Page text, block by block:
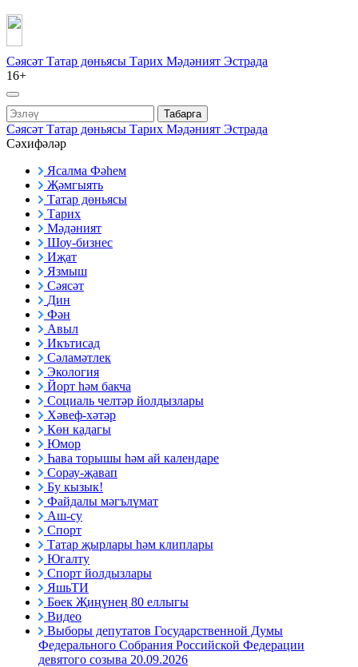
Сәясәт Татар дөньясы Тарих Мәдәният Эстрада
16+
Табарга
Сәясәт Татар дөньясы Тарих Мәдәният Эстрада
Сәхифәләр
Ясалма Фәһем
Җәмгыять
Татар дөньясы
Тарих
Мәдәният
Шоу-бизнес
Иҗат
Язмыш
Сәясәт
Дин
Фән
Авыл
Икътисад
Сәламәтлек
Экология
Йорт һәм бакча
Социаль челтәр йолдызлары
Хәвеф-хәтәр
Көн кадагы
Юмор
Һава торышы һәм ай календаре
Сорау-җавап
Бу кызык!
Файдалы мәгълүмат
Аш-су
Спорт
Татар җырлары һәм клиплары
Югалту
Спорт йолдызлары
ЯшьТИ
Бөек Җиңүнең 80 еллыгы
Видео
Выборы депутатов Государственной Думы
Федерального Собрания Российской Федерации
девятого созыва 20.09.2026